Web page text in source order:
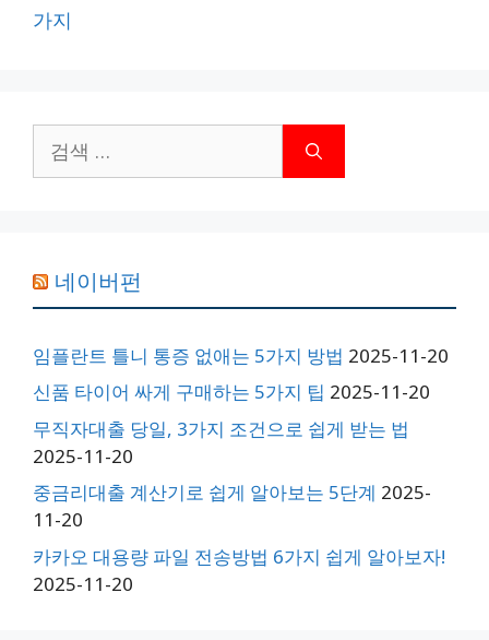
가지
색:
네이버펀
임플란트 틀니 통증 없애는 5가지 방법 2025-11-20
신품 타이어 싸게 구매하는 5가지 팁 2025-11-20
무직자대출 당일, 3가지 조건으로 쉽게 받는 법
2025-11-20
중금리대출 계산기로 쉽게 알아보는 5단계 2025-
11-20
카카오 대용량 파일 전송방법 6가지 쉽게 알아보자!
2025-11-20